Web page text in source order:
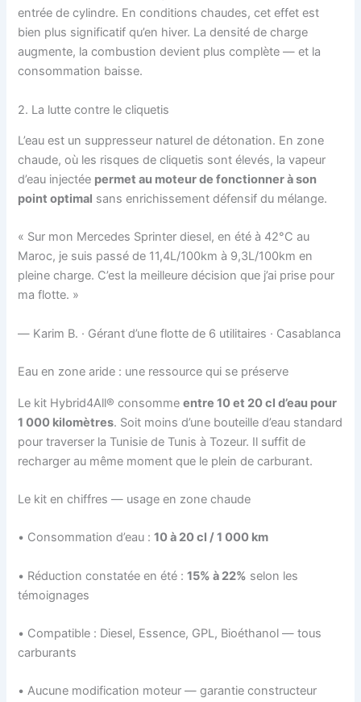
entrée de cylindre. En conditions chaudes, cet effet est
bien plus significatif qu’en hiver. La densité de charge
augmente, la combustion devient plus complète — et la
consommation baisse.
2. La lutte contre le cliquetis
L’eau est un suppresseur naturel de détonation. En zone
chaude, où les risques de cliquetis sont élevés, la vapeur
d’eau injectée permet au moteur de fonctionner à son
point optimal sans enrichissement défensif du mélange.
« Sur mon Mercedes Sprinter diesel, en été à 42°C au
Maroc, je suis passé de 11,4L/100km à 9,3L/100km en
pleine charge. C’est la meilleure décision que j’ai prise pour
ma flotte. »
— Karim B. · Gérant d’une flotte de 6 utilitaires · Casablanca
Eau en zone aride : une ressource qui se préserve
Le kit Hybrid4All® consommeentre 10 et 20 cl d’eau pour
1 000 kilomètres. Soit moins d’une bouteille d’eau standard
pour traverser la Tunisie de Tunis à Tozeur. Il suffit de
recharger au même moment que le plein de carburant.
Le kit en chiffres — usage en zone chaude
• Consommation d’eau :10 à 20 cl / 1 000 km
• Réduction constatée en été :15% à 22% selon les
témoignages
• Compatible : Diesel, Essence, GPL, Bioéthanol — tous
carburants
• Aucune modification moteur — garantie constructeur